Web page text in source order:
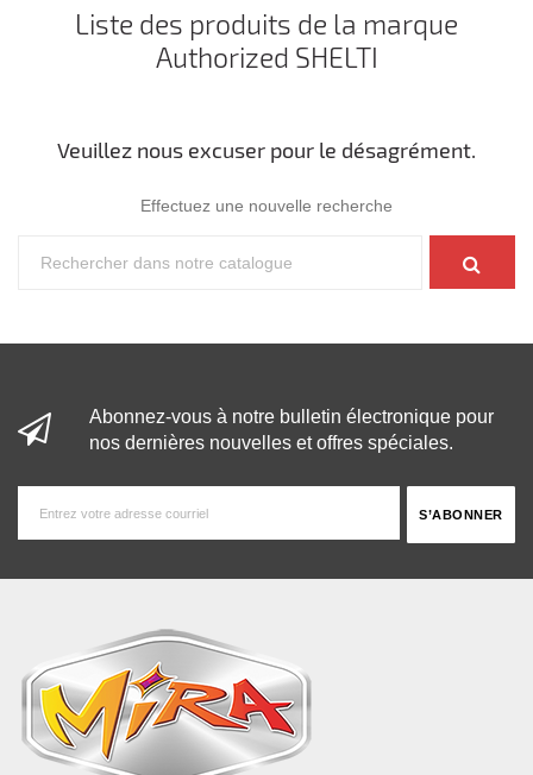
Liste des produits de la marque
Authorized SHELTI
Veuillez nous excuser pour le désagrément.
Effectuez une nouvelle recherche
Abonnez-vous à notre bulletin électronique pour
nos dernières nouvelles et offres spéciales.